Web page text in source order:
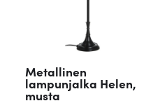
Metallinen
lampunjalka Helen,
musta